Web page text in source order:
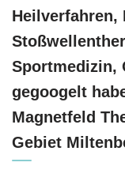
Heilverfahren,
Sportmedizin,
gegoogelt
Magnetfeld
Gebiet